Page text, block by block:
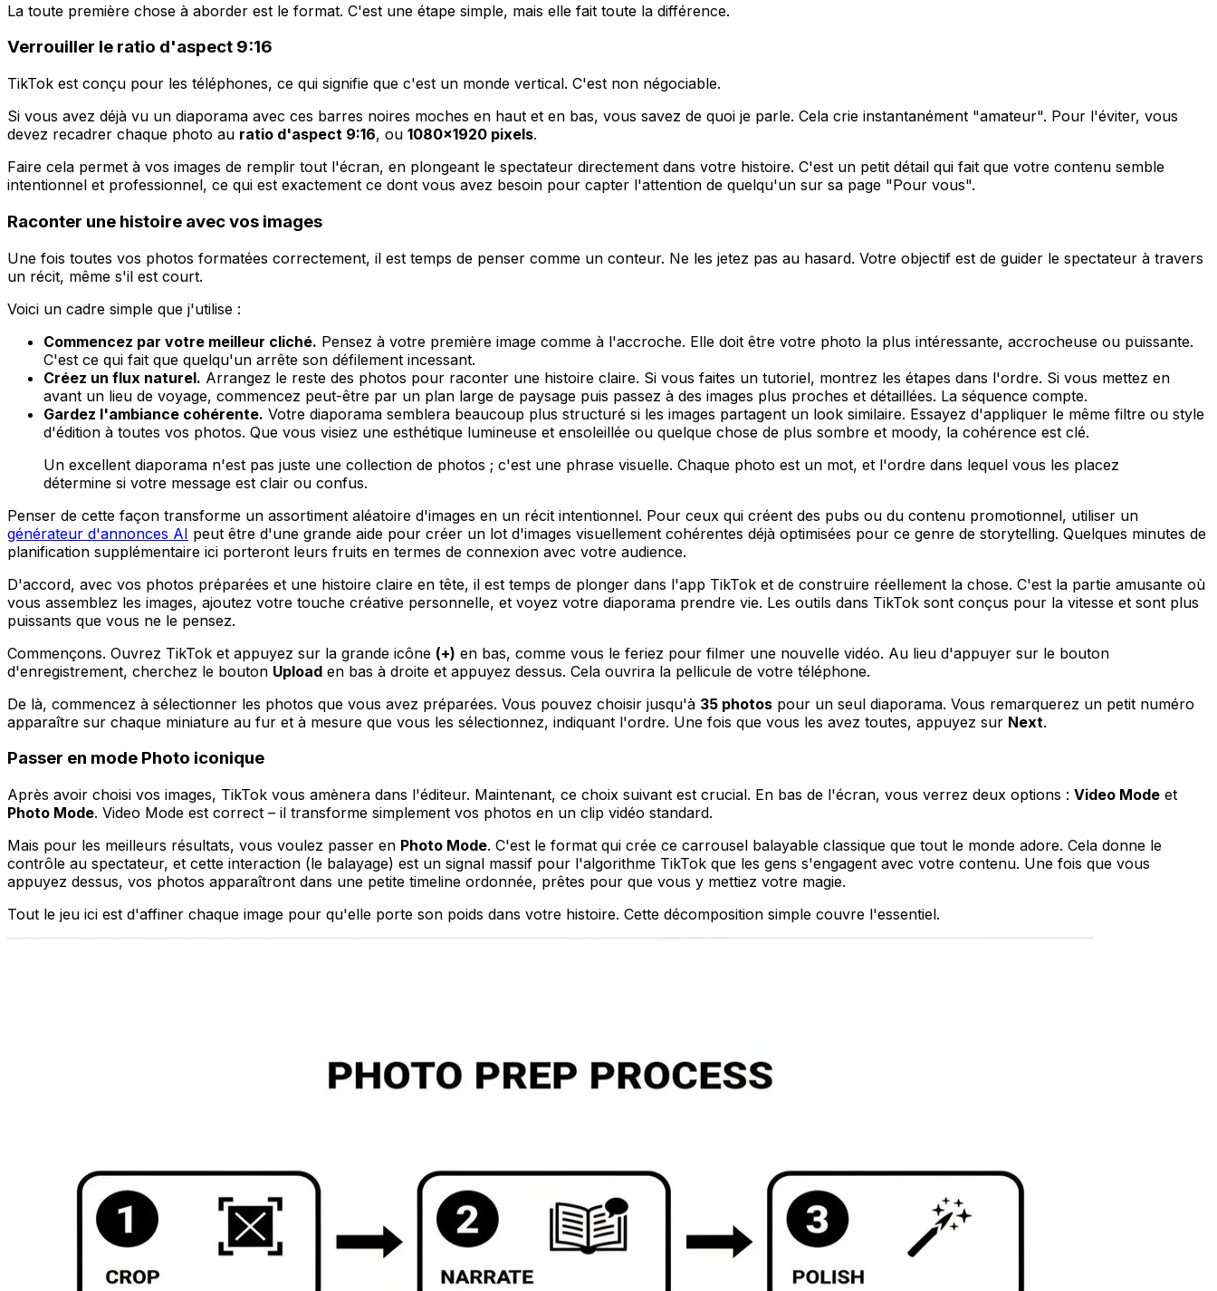
La toute première chose à aborder est le format. C'est une étape simple, mais elle fait toute la différence.
Verrouiller le ratio d'aspect 9:16
TikTok est conçu pour les téléphones, ce qui signifie que c'est un monde vertical. C'est non négociable.
Si vous avez déjà vu un diaporama avec ces barres noires moches en haut et en bas, vous savez de quoi je parle. Cela crie instantanément "amateur". Pour l'éviter, vous
devez recadrer chaque photo au ratio d'aspect 9:16, ou 1080x1920 pixels.
Faire cela permet à vos images de remplir tout l'écran, en plongeant le spectateur directement dans votre histoire. C'est un petit détail qui fait que votre contenu semble
intentionnel et professionnel, ce qui est exactement ce dont vous avez besoin pour capter l'attention de quelqu'un sur sa page "Pour vous".
Raconter une histoire avec vos images
Une fois toutes vos photos formatées correctement, il est temps de penser comme un conteur. Ne les jetez pas au hasard. Votre objectif est de guider le spectateur à travers
un récit, même s'il est court.
Voici un cadre simple que j'utilise :
Commencez par votre meilleur cliché. Pensez à votre première image comme à l'accroche. Elle doit être votre photo la plus intéressante, accrocheuse ou puissante.
C'est ce qui fait que quelqu'un arrête son défilement incessant.
Créez un flux naturel. Arrangez le reste des photos pour raconter une histoire claire. Si vous faites un tutoriel, montrez les étapes dans l'ordre. Si vous mettez en
avant un lieu de voyage, commencez peut-être par un plan large de paysage puis passez à des images plus proches et détaillées. La séquence compte.
Gardez l'ambiance cohérente. Votre diaporama semblera beaucoup plus structuré si les images partagent un look similaire. Essayez d'appliquer le même filtre ou style
d'édition à toutes vos photos. Que vous visiez une esthétique lumineuse et ensoleillée ou quelque chose de plus sombre et moody, la cohérence est clé.
Un excellent diaporama n'est pas juste une collection de photos ; c'est une phrase visuelle. Chaque photo est un mot, et l'ordre dans lequel vous les placez
détermine si votre message est clair ou confus.
Penser de cette façon transforme un assortiment aléatoire d'images en un récit intentionnel. Pour ceux qui créent des pubs ou du contenu promotionnel, utiliser un
générateur d'annonces AI peut être d'une grande aide pour créer un lot d'images visuellement cohérentes déjà optimisées pour ce genre de storytelling. Quelques minutes de
planification supplémentaire ici porteront leurs fruits en termes de connexion avec votre audience.
D'accord, avec vos photos préparées et une histoire claire en tête, il est temps de plonger dans l'app TikTok et de construire réellement la chose. C'est la partie amusante où
vous assemblez les images, ajoutez votre touche créative personnelle, et voyez votre diaporama prendre vie. Les outils dans TikTok sont conçus pour la vitesse et sont plus
puissants que vous ne le pensez.
Commençons. Ouvrez TikTok et appuyez sur la grande icône (+) en bas, comme vous le feriez pour filmer une nouvelle vidéo. Au lieu d'appuyer sur le bouton
d'enregistrement, cherchez le bouton Upload en bas à droite et appuyez dessus. Cela ouvrira la pellicule de votre téléphone.
De là, commencez à sélectionner les photos que vous avez préparées. Vous pouvez choisir jusqu'à 35 photos pour un seul diaporama. Vous remarquerez un petit numéro
apparaître sur chaque miniature au fur et à mesure que vous les sélectionnez, indiquant l'ordre. Une fois que vous les avez toutes, appuyez sur Next.
Passer en mode Photo iconique
Après avoir choisi vos images, TikTok vous amènera dans l'éditeur. Maintenant, ce choix suivant est crucial. En bas de l'écran, vous verrez deux options : Video Mode et
Photo Mode. Video Mode est correct – il transforme simplement vos photos en un clip vidéo standard.
Mais pour les meilleurs résultats, vous voulez passer en Photo Mode. C'est le format qui crée ce carrousel balayable classique que tout le monde adore. Cela donne le
contrôle au spectateur, et cette interaction (le balayage) est un signal massif pour l'algorithme TikTok que les gens s'engagent avec votre contenu. Une fois que vous
appuyez dessus, vos photos apparaîtront dans une petite timeline ordonnée, prêtes pour que vous y mettiez votre magie.
Tout le jeu ici est d'affiner chaque image pour qu'elle porte son poids dans votre histoire. Cette décomposition simple couvre l'essentiel.